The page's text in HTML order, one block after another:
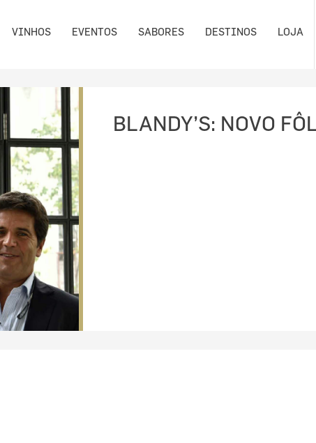
VINHOS EVENTOS SABORES DESTINOS LOJA
BLANDY’S: NOVO